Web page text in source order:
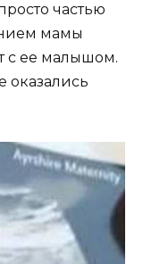
частью
мамы
с ее малышом.
оказались